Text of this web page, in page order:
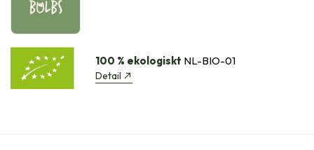
100 % ekologiskt NL-BIO-01
Detail